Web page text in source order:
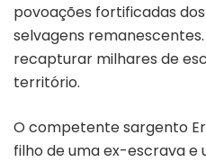
povoações fortificadas
selvagens
recapturar milhares de
território.
O competente sargento
filho de uma ex-escrava e